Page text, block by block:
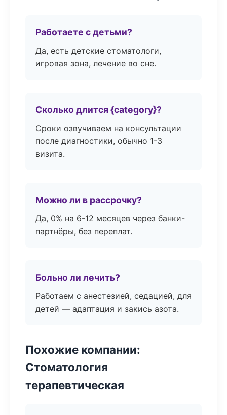
Работаете с детьми?
Да, есть детские стоматологи,
игровая зона, лечение во сне.
Сколько длится {category}?
Сроки озвучиваем на консультации
после диагностики, обычно 1-3
визита.
Можно ли в рассрочку?
Да, 0% на 6-12 месяцев через банки-
партнёры, без переплат.
Больно ли лечить?
Работаем с анестезией, седацией, для
детей — адаптация и закись азота.
Похожие компании:
Стоматология
терапевтическая